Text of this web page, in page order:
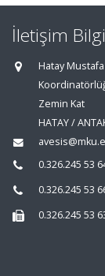
İletişim
Hatay
Zemin Kat
HATAY /
0.326.245 53
0.326.245 53
0.326.245 53